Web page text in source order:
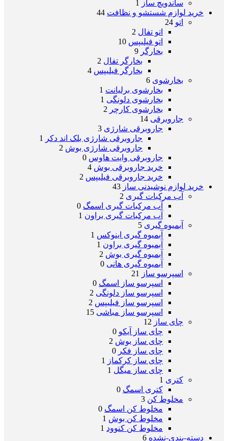
ساندویچ ساز
1
خرید لوازم شستشو و نظافت 44
اتو 24
اتو تفال 2
اتو فیلیپس 10
بخارگر 9
بخارگر تفال 2
بخارگر فیلیپس 4
بخارشوی 6
بخارشوی برلیانت 1
بخارشوی دلونگی 1
بخارشوی کارچر 2
جاروبرقی 14
جاروبرقی شارژی 3
جاروبرقی شارژی بلک اند دکر
1
جاروبرقی شارژی بوش 2
جاروبرقی وایت هاوس 0
خرید جاروبرقی بوش 4
خرید جاروبرقی فیلیپس 2
خرید لوازم نوشیدنی ساز 43
آب مرکبات گیری 2
آب مرکبات گیری اسمگ 0
آب مرکبات گیری براون 1
آبمیوه گیری 5
آبمیوه گیری اینوکس 1
آبمیوه گیری براون 1
آبمیوه گیری بوش 2
آبمیوه گیری هانی 0
اسپرسو ساز
21
اسپرسو ساز اسمگ 0
اسپرسو ساز دلونگی 2
اسپرسو ساز فیلیپس 2
اسپرسو ساز مباشی 15
چای ساز 12
چای ساز آیکو 0
چای ساز بوش 2
چای ساز فکر 0
چای ساز کرکماز
1
چای ساز میگل 1
کتری 1
کتری اسمگ 0
مخلوط کن 3
مخلوط کن اسمگ 0
مخلوط کن بوش 1
مخلوط کن کنوود 1
دسته-بندی-نشده 6